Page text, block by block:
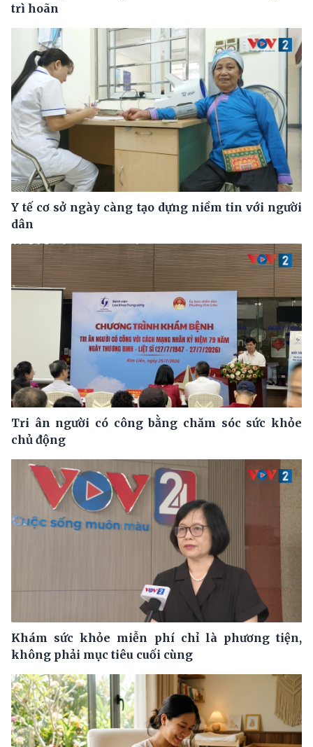
trì hoãn
Y tế cơ sở ngày càng tạo dựng niềm tin với người
dân
Tri ân người có công bằng chăm sóc sức khỏe
chủ động
Khám sức khỏe miễn phí chỉ là phương tiện,
không phải mục tiêu cuối cùng